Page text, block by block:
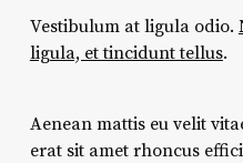
Vestibulum at ligula odio.
ligula, et tincidunt tellus.
Aenean mattis eu velit
erat sit amet rhoncus